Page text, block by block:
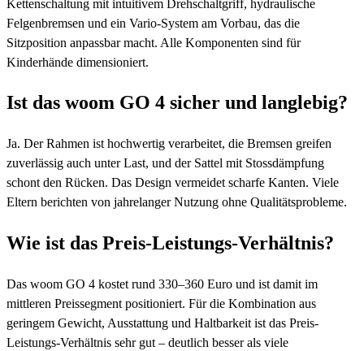
Kettenschaltung mit intuitivem Drehschaltgriff, hydraulische
Felgenbremsen und ein Vario-System am Vorbau, das die
Sitzposition anpassbar macht. Alle Komponenten sind für
Kinderhände dimensioniert.
Ist das woom GO 4 sicher und langlebig?
Ja. Der Rahmen ist hochwertig verarbeitet, die Bremsen greifen
zuverlässig auch unter Last, und der Sattel mit Stossdämpfung
schont den Rücken. Das Design vermeidet scharfe Kanten. Viele
Eltern berichten von jahrelanger Nutzung ohne Qualitätsprobleme.
Wie ist das Preis-Leistungs-Verhältnis?
Das woom GO 4 kostet rund 330–360 Euro und ist damit im
mittleren Preissegment positioniert. Für die Kombination aus
geringem Gewicht, Ausstattung und Haltbarkeit ist das Preis-
Leistungs-Verhältnis sehr gut – deutlich besser als viele